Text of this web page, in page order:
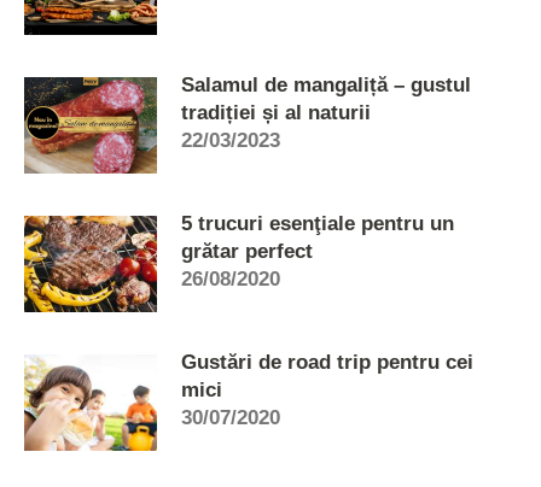
Salamul de mangaliță – gustul
tradiției și al naturii
22/03/2023
5 trucuri esenţiale pentru un
grătar perfect
26/08/2020
Gustări de road trip pentru cei
mici
30/07/2020